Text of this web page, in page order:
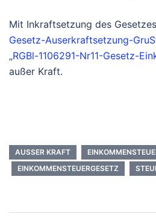
Mit Inkraftsetzung des Gesetzes
Gesetz-Auserkraftsetzung-
„RGBl-1106291-Nr11-Gesetz-
außer Kraft.
AUSSER KRAFT
EINKOMMENSTEUERGESETZ